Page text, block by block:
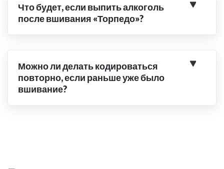
Что будет, если выпить алкоголь
после вшивания «Торпедо»?
Можно ли делать кодироваться
повторно, если раньше уже было
вшивание?